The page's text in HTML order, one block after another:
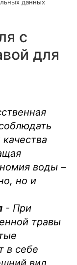
данных
с
для
воды –
но и
- При
травы
в себе